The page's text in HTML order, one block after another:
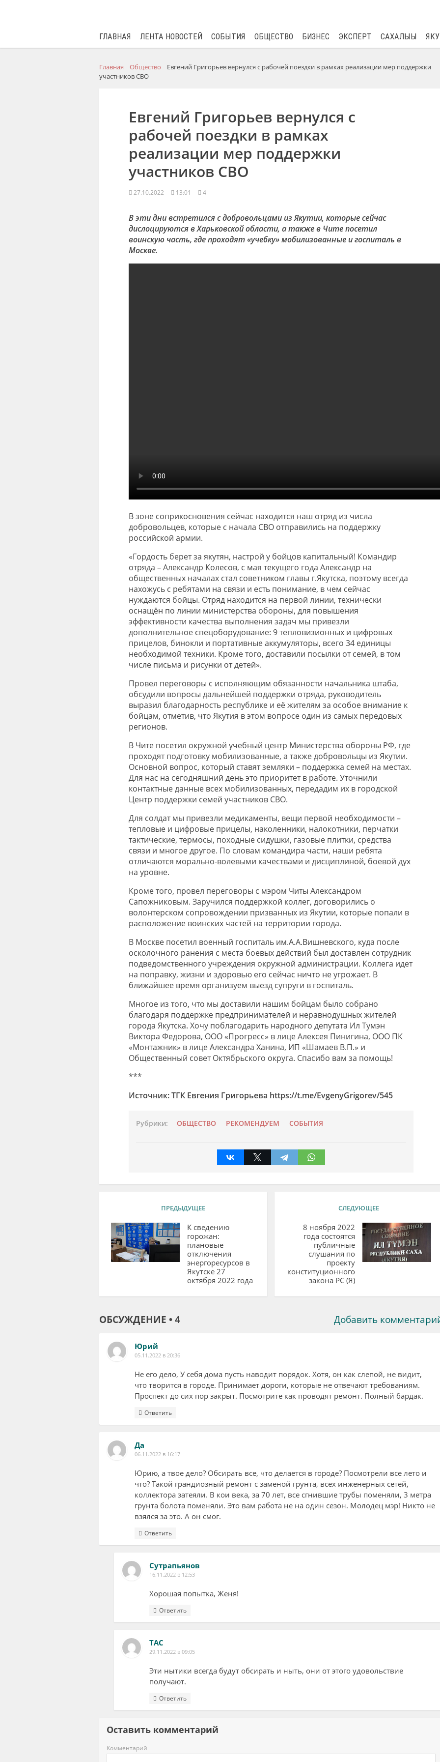
ГЛАВНАЯ ЛЕНТА НОВОСТЕЙ СОБЫТИЯ ОБЩЕСТВО БИЗНЕС ЭКСПЕРТ САХАЛЫЫ
Главная Общество
Евгений Григорьев вернулся с рабочей поездки в рамках реализации мер поддержки
участников СВО
Евгений Григорьев вернулся с
рабочей поездки в рамках
реализации мер поддержки
участников СВО
27.10.2022 13:01 4
В эти дни встретился с добровольцами из Якутии, которые сейчас
дислоцируются в Харьковской области, а также в Чите посетил
воинскую часть, где проходят «учебку» мобилизованные и госпиталь в
Москве.
В зоне соприкосновения сейчас находится наш отряд из числа
добровольцев, которые с начала СВО отправились на поддержку
российской армии.
«Гордость берет за якутян, настрой у бойцов капитальный! Командир
отряда – Александр Колесов, с мая текущего года Александр на
общественных началах стал советником главы г.Якутска, поэтому всегда
нахожусь с ребятами на связи и есть понимание, в чем сейчас
нуждаются бойцы. Отряд находится на первой линии, технически
оснащён по линии министерства обороны, для повышения
эффективности качества выполнения задач мы привезли
дополнительное спецоборудование: 9 тепловизионных и цифровых
прицелов, бинокли и портативные аккумуляторы, всего 34 единицы
необходимой техники. Кроме того, доставили посылки от семей, в том
числе письма и рисунки от детей».
Провел переговоры с исполняющим обязанности начальника штаба,
обсудили вопросы дальнейшей поддержки отряда, руководитель
выразил благодарность республике и её жителям за особое внимание к
бойцам, отметив, что Якутия в этом вопросе один из самых передовых
регионов.
В Чите посетил окружной учебный центр Министерства обороны РФ, где
проходят подготовку мобилизованные, а также добровольцы из Якутии.
Основной вопрос, который ставят земляки – поддержка семей на местах.
Для нас на сегодняшний день это приоритет в работе. Уточнили
контактные данные всех мобилизованных, передадим их в городской
Центр поддержки семей участников СВО.
Для солдат мы привезли медикаменты, вещи первой необходимости –
тепловые и цифровые прицелы, наколенники, налокотники, перчатки
тактические, термосы, походные сидушки, газовые плитки, средства
связи и многое другое. По словам командира части, наши ребята
отличаются морально-волевыми качествами и дисциплиной, боевой дух
на уровне.
Кроме того, провел переговоры с мэром Читы Александром
Сапожниковым. Заручился поддержкой коллег, договорились о
волонтерском сопровождении призванных из Якутии, которые попали в
расположение воинских частей на территории города.
В Москве посетил военный госпиталь им.А.А.Вишневского, куда после
осколочного ранения с места боевых действий был доставлен сотрудник
подведомственного учреждения окружной администрации. Коллега идет
на поправку, жизни и здоровью его сейчас ничто не угрожает. В
ближайшее время организуем выезд супруги в госпиталь.
Многое из того, что мы доставили нашим бойцам было собрано
благодаря поддержке предпринимателей и неравнодушных жителей
города Якутска. Хочу поблагодарить народного депутата Ил Тумэн
Виктора Федорова, ООО «Прогресс» в лице Алексея Пинигина, ООО ПК
«Монтажник» в лице Александра Ханина, ИП «Шамаев В.П.» и
Общественный совет Октябрьского округа. Спасибо вам за помощь!
***
Источник: ТГК Евгения Григорьева https://t.me/EvgenyGrigorev/545
Рубрики: ОБЩЕСТВО РЕКОМЕНДУЕМ СОБЫТИЯ
ПРЕДЫДУЩЕЕ
К сведению
горожан:
плановые
отключения
энергоресурсов в
Якутске 27
октября 2022 года
СЛЕДУЮЩЕЕ
8 ноября 2022
года состоятся
публичные
слушания по
проекту
конституционного
закона РС (Я)
ОБСУЖДЕНИЕ • 4 Добавить
Юрий
05.11.2022 в 20:36
Не его дело, У себя дома пусть наводит порядок. Хотя, он как слепой, не видит,
что творится в городе. Принимает дороги, которые не отвечают требованиям.
Проспект до сих пор закрыт. Посмотрите как проводят ремонт. Полный бардак.
Ответить
Да
06.11.2022 в 16:17
Юрию, а твое дело? Обсирать все, что делается в городе? Посмотрели все лето и
что? Такой грандиозный ремонт с заменой грунта, всех инженерных сетей,
коллектора затеяли. В кои века, за 70 лет, все сгнившие трубы поменяли, 3 метра
грунта болота поменяли. Это вам работа не на один сезон. Молодец мэр! Никто не
взялся за это. А он смог.
Ответить
Сутрапьянов
16.11.2022 в 12:53
Хорошая попытка, Женя!
Ответить
ТАС
29.11.2022 в 09:05
Эти нытики всегда будут обсирать и ныть, они от этого удовольствие
получают.
Ответить
Оставить комментарий
Комментарий